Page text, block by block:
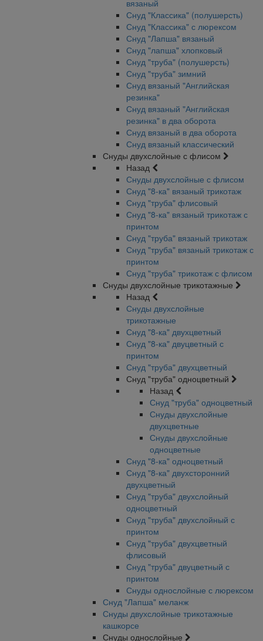
вязаный
Снуд "Классика" (полушерсть)
Снуд "Классика" с люрексом
Снуд "Лапша" вязаный
Снуд "лапша" хлопковый
Снуд "труба" (полушерсть)
Снуд "труба" зимний
Снуд вязаный "Английская
резинка"
Снуд вязаный "Английская
резинка" в два оборота
Снуд вязаный в два оборота
Снуд вязаный классический
Снуды двухслойные с флисом
Назад
Снуды двухслойные с флисом
Снуд "8-ка" вязаный трикотаж
Снуд "труба" флисовый
Снуд "8-ка" вязаный трикотаж с
принтом
Снуд "труба" вязаный трикотаж
Снуд "труба" вязаный трикотаж с
принтом
Снуд "труба" трикотаж с флисом
Снуды двухслойные трикотажные
Назад
Снуды двухслойные
трикотажные
Снуд "8-ка" двухцветный
Снуд "8-ка" двуцветный с
принтом
Снуд "труба" двухцветный
Снуд "труба" одноцветный
Назад
Снуд "труба" одноцветный
Снуды двухслойные
двухцветные
Снуды двухслойные
одноцветные
Снуд "8-ка" одноцветный
Снуд "8-ка" двухсторонний
двухцветный
Снуд "труба" двухслойный
одноцветный
Снуд "труба" двухслойный с
принтом
Снуд "труба" двухцветный
флисовый
Снуд "труба" двуцветный с
принтом
Снуды однослойные с люрексом
Снуд "Лапша" меланж
Снуды двухслойные трикотажные
кашкорсе
Снуды однослойные